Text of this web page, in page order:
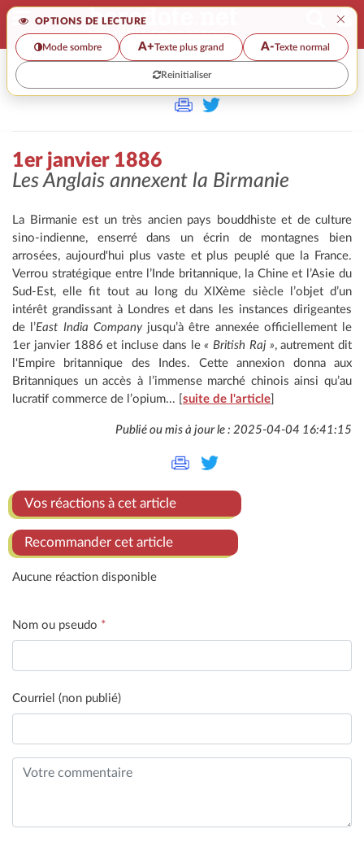
OPTIONS DE LECTURE ×
Mode sombre A+Texte plus grand A-Texte normal
Reinitialiser
>
1er janvier 1886
Les Anglais annexent la Birmanie
La Birmanie est un très ancien pays bouddhiste et de culture
sino-indienne, enserré dans un écrin de montagnes bien
arrosées, aujourd'hui plus vaste et plus peuplé que la France.
Verrou stratégique entre l’Inde britannique, la Chine et l’Asie du
Sud-Est, elle fit tout au long du XIXème siècle l’objet d’un
intérêt grandissant à Londres et dans les instances dirigeantes
de l’East India Companyjusqu’à être annexée officiellement le
1er janvier 1886 et incluse dans le« British Raj », autrement dit
l'Empire britannique des Indes. Cette annexion donna aux
Britanniques un accès à l’immense marché chinois ainsi qu’au
lucratif commerce de l’opium... [ suite de l'article
Publié ou mis à jour le : 2025-04-04 16:41:15
Vos réactions à cet article
Recommander cet article
Aucune réaction disponible
Nom ou pseudo *
Courriel (non publié)